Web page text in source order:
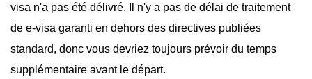
visa n'a pas été délivré. Il n'y a pas de délai de traitement
de e-visa garanti en dehors des directives publiées
standard, donc vous devriez toujours prévoir du temps
supplémentaire avant le départ.